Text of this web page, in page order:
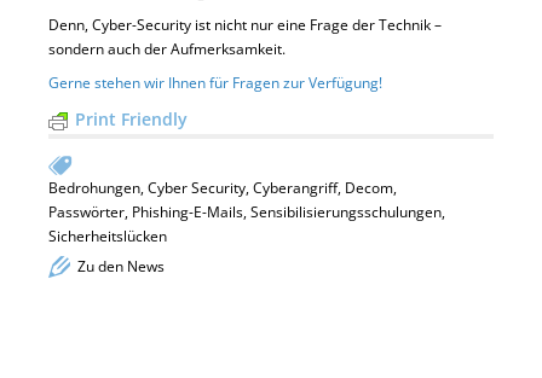
Denn, Cyber-Security ist nicht nur eine Frage der Technik –
sondern auch der Aufmerksamkeit.
Gerne stehen wir Ihnen für Fragen zur Verfügung!
Print Friendly
Bedrohungen,Cyber Security,Cyberangriff, Decom,
Passwörter, Phishing-E-Mails,Sensibilisierungsschulungen,
Sicherheitslücken
Zu den News